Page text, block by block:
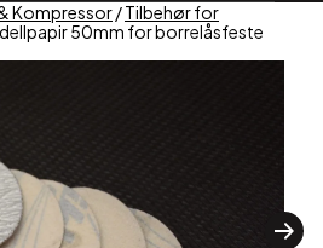
Kompressor/Tilbehør for
50mm for borrelåsfeste